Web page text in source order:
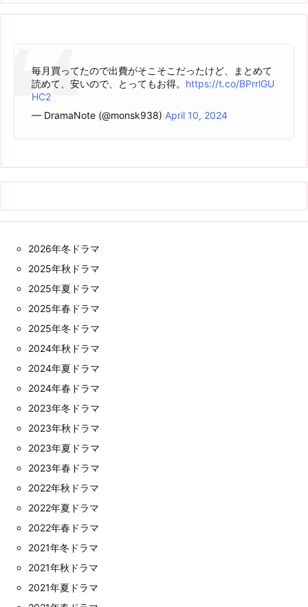
毎月買ってたので出費がそこそこだったけど、まとめて
読めて、安いので、とってもお得。 https://t.co/BPrrlGU
HC2
— DramaNote (@monsk938) April 10, 2024
2026年冬ドラマ
2025年秋ドラマ
2025年夏ドラマ
2025年春ドラマ
2025年冬ドラマ
2024年秋ドラマ
2024年夏ドラマ
2024年春ドラマ
2023年冬ドラマ
2023年秋ドラマ
2023年夏ドラマ
2023年春ドラマ
2022年秋ドラマ
2022年夏ドラマ
2022年春ドラマ
2021年冬ドラマ
2021年秋ドラマ
2021年夏ドラマ